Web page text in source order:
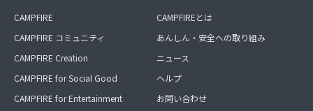
CAMPFIRE
CAMPFIRE コミュニティ
CAMPFIRE Creation
CAMPFIRE for Social Good
CAMPFIRE for Entertainment
CAMPFIREとは
あんしん・安全への取り組み
ニュース
ヘルプ
お問い合わせ